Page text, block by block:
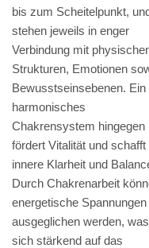
bis zum Scheitelpunkt,
stehen jeweils in enger
Verbindung mit
Strukturen, Emotionen
Bewusstseinsebenen. Ein
harmonisches
Chakrensystem hingegen
fördert Vitalität und schafft
innere Klarheit und
Durch Chakrenarbeit
energetische Spannungen
ausgeglichen werden, was
sich stärkend auf das